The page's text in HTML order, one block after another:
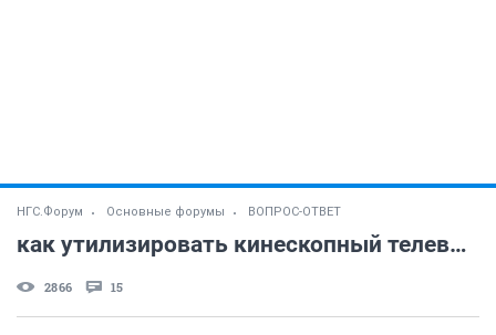
НГС.Форум Основные форумы ВОПРОС-ОТВЕТ
как утилизировать кинескопный телевизор
2866 15